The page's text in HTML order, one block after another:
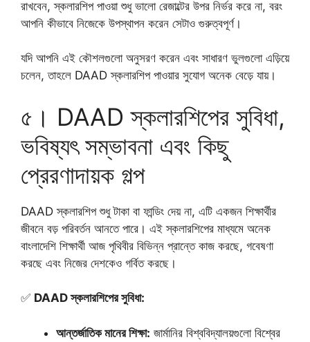
রাখবেন, স্কলারশিপ পাওয়া শুধু ভালো রেজাল্টের উপর নির্ভর করে না, বরং
আপনি কীভাবে নিজেকে উপস্থাপন করেন সেটাও গুরুত্বপূর্ণ।
যদি আপনি এই কৌশলগুলো অনুসরণ করেন এবং সাধারণ ভুলগুলো এড়িয়ে
চলেন, তাহলে DAAD স্কলারশিপ পাওয়ার সুযোগ অনেক বেড়ে যায়।
৫। DAAD স্কলারশিপের সুবিধা,
ভবিষ্যৎ সম্ভাবনা এবং কিছু
প্রেরণাদায়ক গল্প
DAAD স্কলারশিপ শুধু টাকা বা ফান্ডিং দেয় না, এটি একজন শিক্ষার্থীর
জীবনে বড় পরিবর্তন আনতে পারে। এই স্কলারশিপের মাধ্যমে অনেক
বাংলাদেশি শিক্ষার্থী আজ পৃথিবীর বিভিন্ন প্রান্তে কাজ করছে, গবেষণা
করছে এবং নিজের দেশকেও গর্বিত করছে।
✅ DAAD স্কলারশিপের সুবিধা:
আন্তর্জাতিক মানের শিক্ষা: জার্মানির বিশ্ববিদ্যালয়গুলো বিশ্বের